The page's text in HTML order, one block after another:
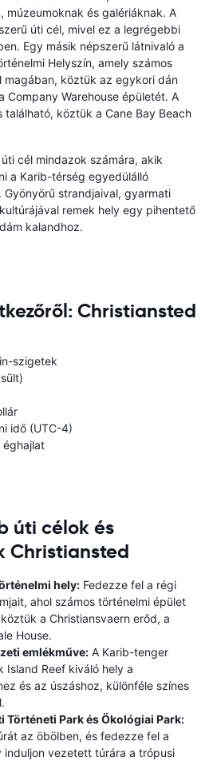
múzeumoknak és galériáknak. A
úti cél, mivel ez a legrégebbi
Egy másik népszerű látnivaló a
Helyszín, amely számos
magában, köztük az egykori dán
Company Warehouse épületét. A
köztük a Cane Bay Beach
cél mindazok számára, akik
a Karib-térség egyedülálló
strandjaival, gyarmati
remek hely egy pihentető
kalandhoz.
Christiansted
szigetek
idő (UTC-4)
éghajlat
úti célok és
Christiansted
hely: Fedezze fel a régi
ahol számos történelmi épület
a Christiansvaern erőd, a
House.
emlékműve: A Karib-tenger
Reef kiváló hely a
és az úszáshoz, különféle színes
Történeti Park és Ökológiai Park:
az öbölben, és fedezze fel a
vezetett túrára a trópusi